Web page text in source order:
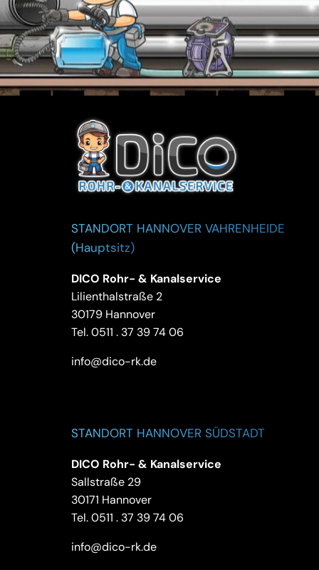
STANDORT HANNOVER VAHRENHEIDE
(Hauptsitz)
DICO Rohr- & Kanalservice
Lilienthalstraße 2
30179 Hannover
Tel.0511 . 37 39 74 06
info@dico-rk.de
STANDORT HANNOVER SÜDSTADT
DICO Rohr- & Kanalservice
Sallstraße 29
30171 Hannover
Tel.0511 . 37 39 74 06
info@dico-rk.de